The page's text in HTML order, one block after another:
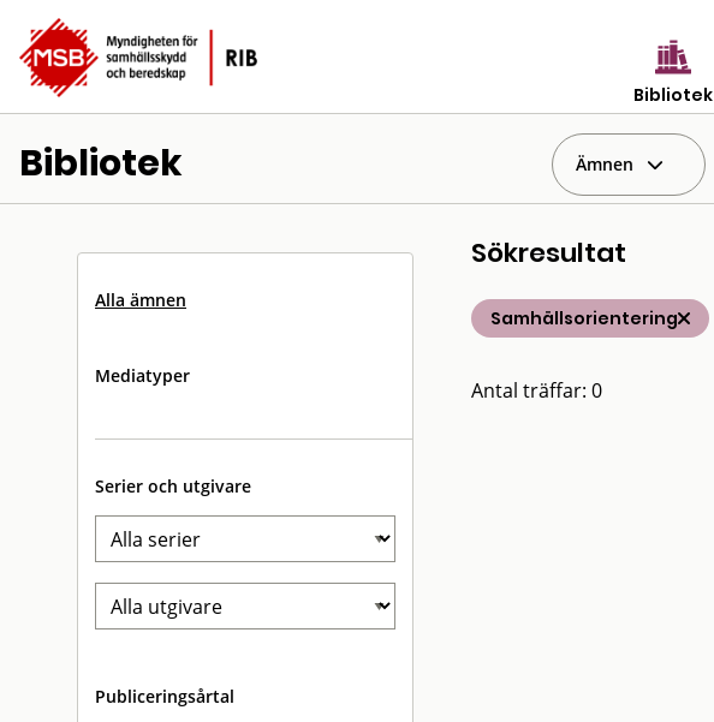
Bibliotek
Bibliotek Ämnen
Alla ämnen
Mediatyper
Serier och utgivare
Publiceringsårtal
Sökresultat
Samhällsorientering
Antal träffar: 0